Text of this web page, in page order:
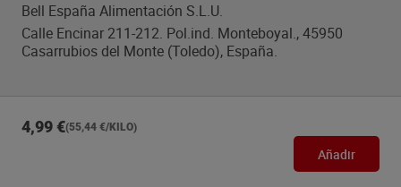
Bell España Alimentación S.L.U.
Calle Encinar 211-212. Pol.ind. Monteboyal., 45950
Casarrubios del Monte (Toledo), España.
4,99 €(55,44 €/KILO)
Añadir